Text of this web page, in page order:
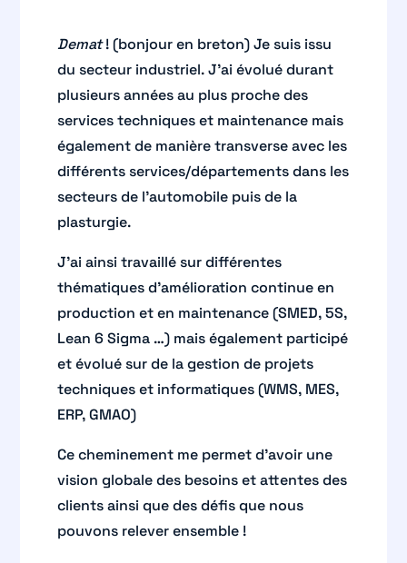
Demat! (bonjour en breton) Je suis issu
du secteur industriel. J’ai évolué durant
plusieurs années au plus proche des
services techniques et maintenance mais
également de manière transverse avec les
différents services/départements dans les
secteurs de l’automobile puis de la
plasturgie.
J’ai ainsi travaillé sur différentes
thématiques d’amélioration continue en
production et en maintenance (SMED, 5S,
Lean 6 Sigma …) mais également participé
et évolué sur de la gestion de projets
techniques et informatiques (WMS, MES,
ERP, GMAO)
Ce cheminement me permet d’avoir une
vision globale des besoins et attentes des
clients ainsi que des défis que nous
pouvons relever ensemble !